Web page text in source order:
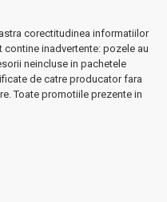
corectitudinea informatiilor
inadvertente: pozele au
neincluse in pachetele
de catre producator fara
Toate promotiile prezente in